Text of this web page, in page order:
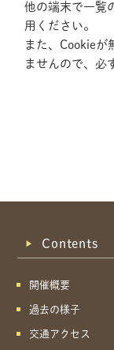
他の端末で一覧
用ください。
また、Cookieが
ませんので、必
Contents
開催概要
過去の様子
交通アクセス